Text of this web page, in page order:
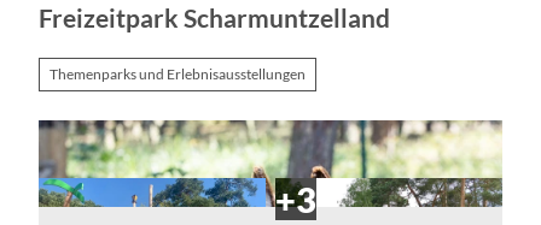
Freizeitpark Scharmuntzelland
Themenparks und Erlebnisausstellungen